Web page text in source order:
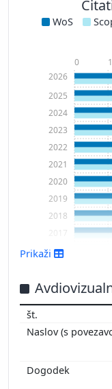
WoS
2008
2011
2014
2016
2017
2018
2019
2020
2021
2022
2023
2024
2025
2026
0
Prikaži